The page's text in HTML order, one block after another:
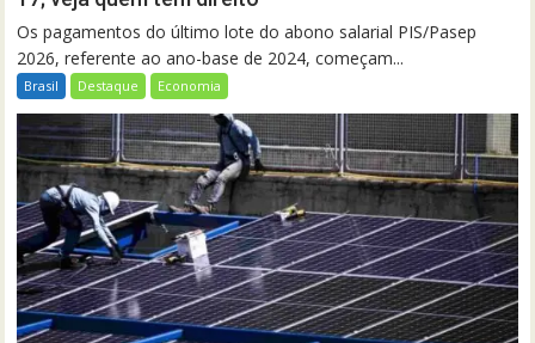
Os pagamentos do último lote do abono salarial PIS/Pasep
2026, referente ao ano-base de 2024, começam...
Brasil Destaque Economia